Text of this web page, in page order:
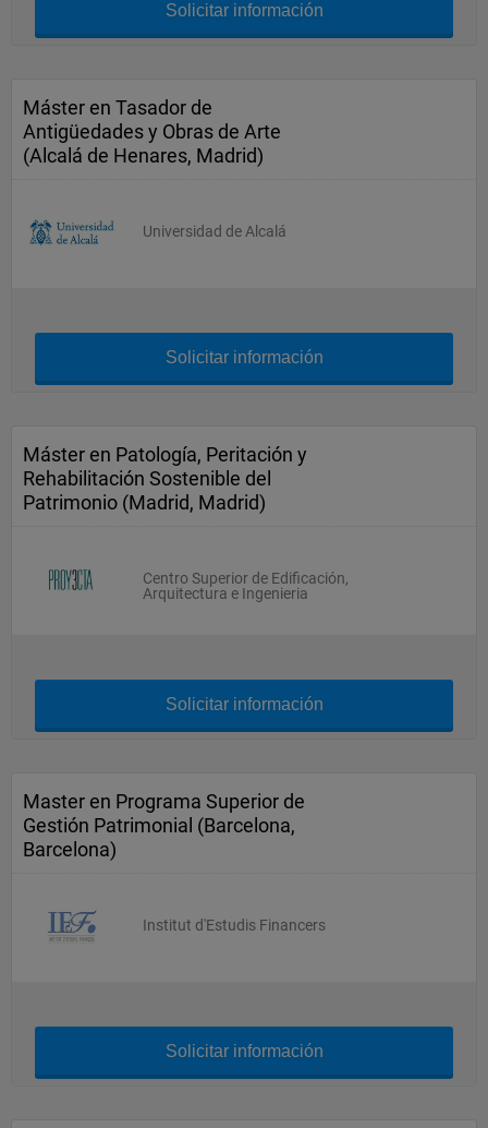
Solicitar información
Máster en Tasador de
Antigüedades y Obras de Arte
(Alcalá de Henares, Madrid)
Universidad de Alcalá
Solicitar información
Máster en Patología, Peritación y
Rehabilitación Sostenible del
Patrimonio (Madrid, Madrid)
Centro Superior de Edificación,
Arquitectura e Ingenieria
Solicitar información
Master en Programa Superior de
Gestión Patrimonial (Barcelona,
Barcelona)
Institut d'Estudis Financers
Solicitar información